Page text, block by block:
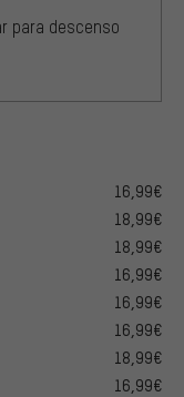
para descenso
16,99€
18,99€
18,99€
16,99€
16,99€
16,99€
18,99€
16,99€